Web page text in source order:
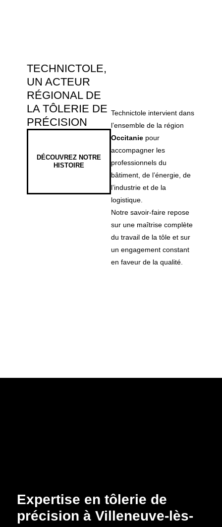
TECHNICTOLE,
UN ACTEUR
RÉGIONAL DE
LA TÔLERIE DE
PRÉCISION
DÉCOUVREZ NOTRE
HISTOIRE
Technictole intervient dans
l’ensemble de la région
Occitanie pour
accompagner les
professionnels du
bâtiment, de l’énergie, de
l’industrie et de la
logistique.
Notre savoir-faire repose
sur une maîtrise complète
du travail de la tôle et sur
un engagement constant
en faveur de la qualité.
Expertise en tôlerie de
précision à Villeneuve-lès-